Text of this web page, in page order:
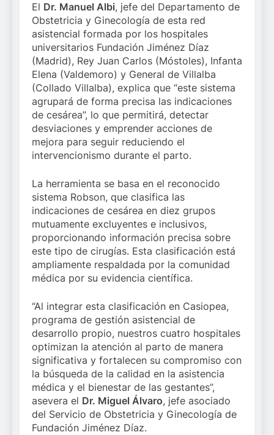
El Dr. Manuel Albi, jefe del Departamento de
Obstetricia y Ginecología de esta red
asistencial formada por los hospitales
universitarios Fundación Jiménez Díaz
(Madrid), Rey Juan Carlos (Móstoles), Infanta
Elena (Valdemoro) y General de Villalba
(Collado Villalba), explica que “este sistema
agrupará de forma precisa las indicaciones
de cesárea”, lo que permitirá, detectar
desviaciones y emprender acciones de
mejora para seguir reduciendo el
intervencionismo durante el parto.
La herramienta se basa en el reconocido
sistema Robson, que clasifica las
indicaciones de cesárea en diez grupos
mutuamente excluyentes e inclusivos,
proporcionando información precisa sobre
este tipo de cirugías. Esta clasificación está
ampliamente respaldada por la comunidad
médica por su evidencia científica.
“Al integrar esta clasificación en Casiopea,
programa de gestión asistencial de
desarrollo propio, nuestros cuatro hospitales
optimizan la atención al parto de manera
significativa y fortalecen su compromiso con
la búsqueda de la calidad en la asistencia
médica y el bienestar de las gestantes”,
asevera el Dr. Miguel Álvaro, jefe asociado
del Servicio de Obstetricia y Ginecología de
Fundación Jiménez Díaz.